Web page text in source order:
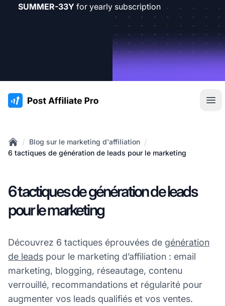
SUMMER-33Y for yearly subscription
:site.title
Home
/ Blog sur le marketing d'affiliation /
6 tactiques de génération de leads pour le marketing
6 tactiques de génération de leads
pour le marketing
Découvrez 6 tactiques éprouvées de génération
de leads pour le marketing d’affiliation : email
marketing, blogging, réseautage, contenu
verrouillé, recommandations et régularité pour
augmenter vos leads qualifiés et vos ventes.